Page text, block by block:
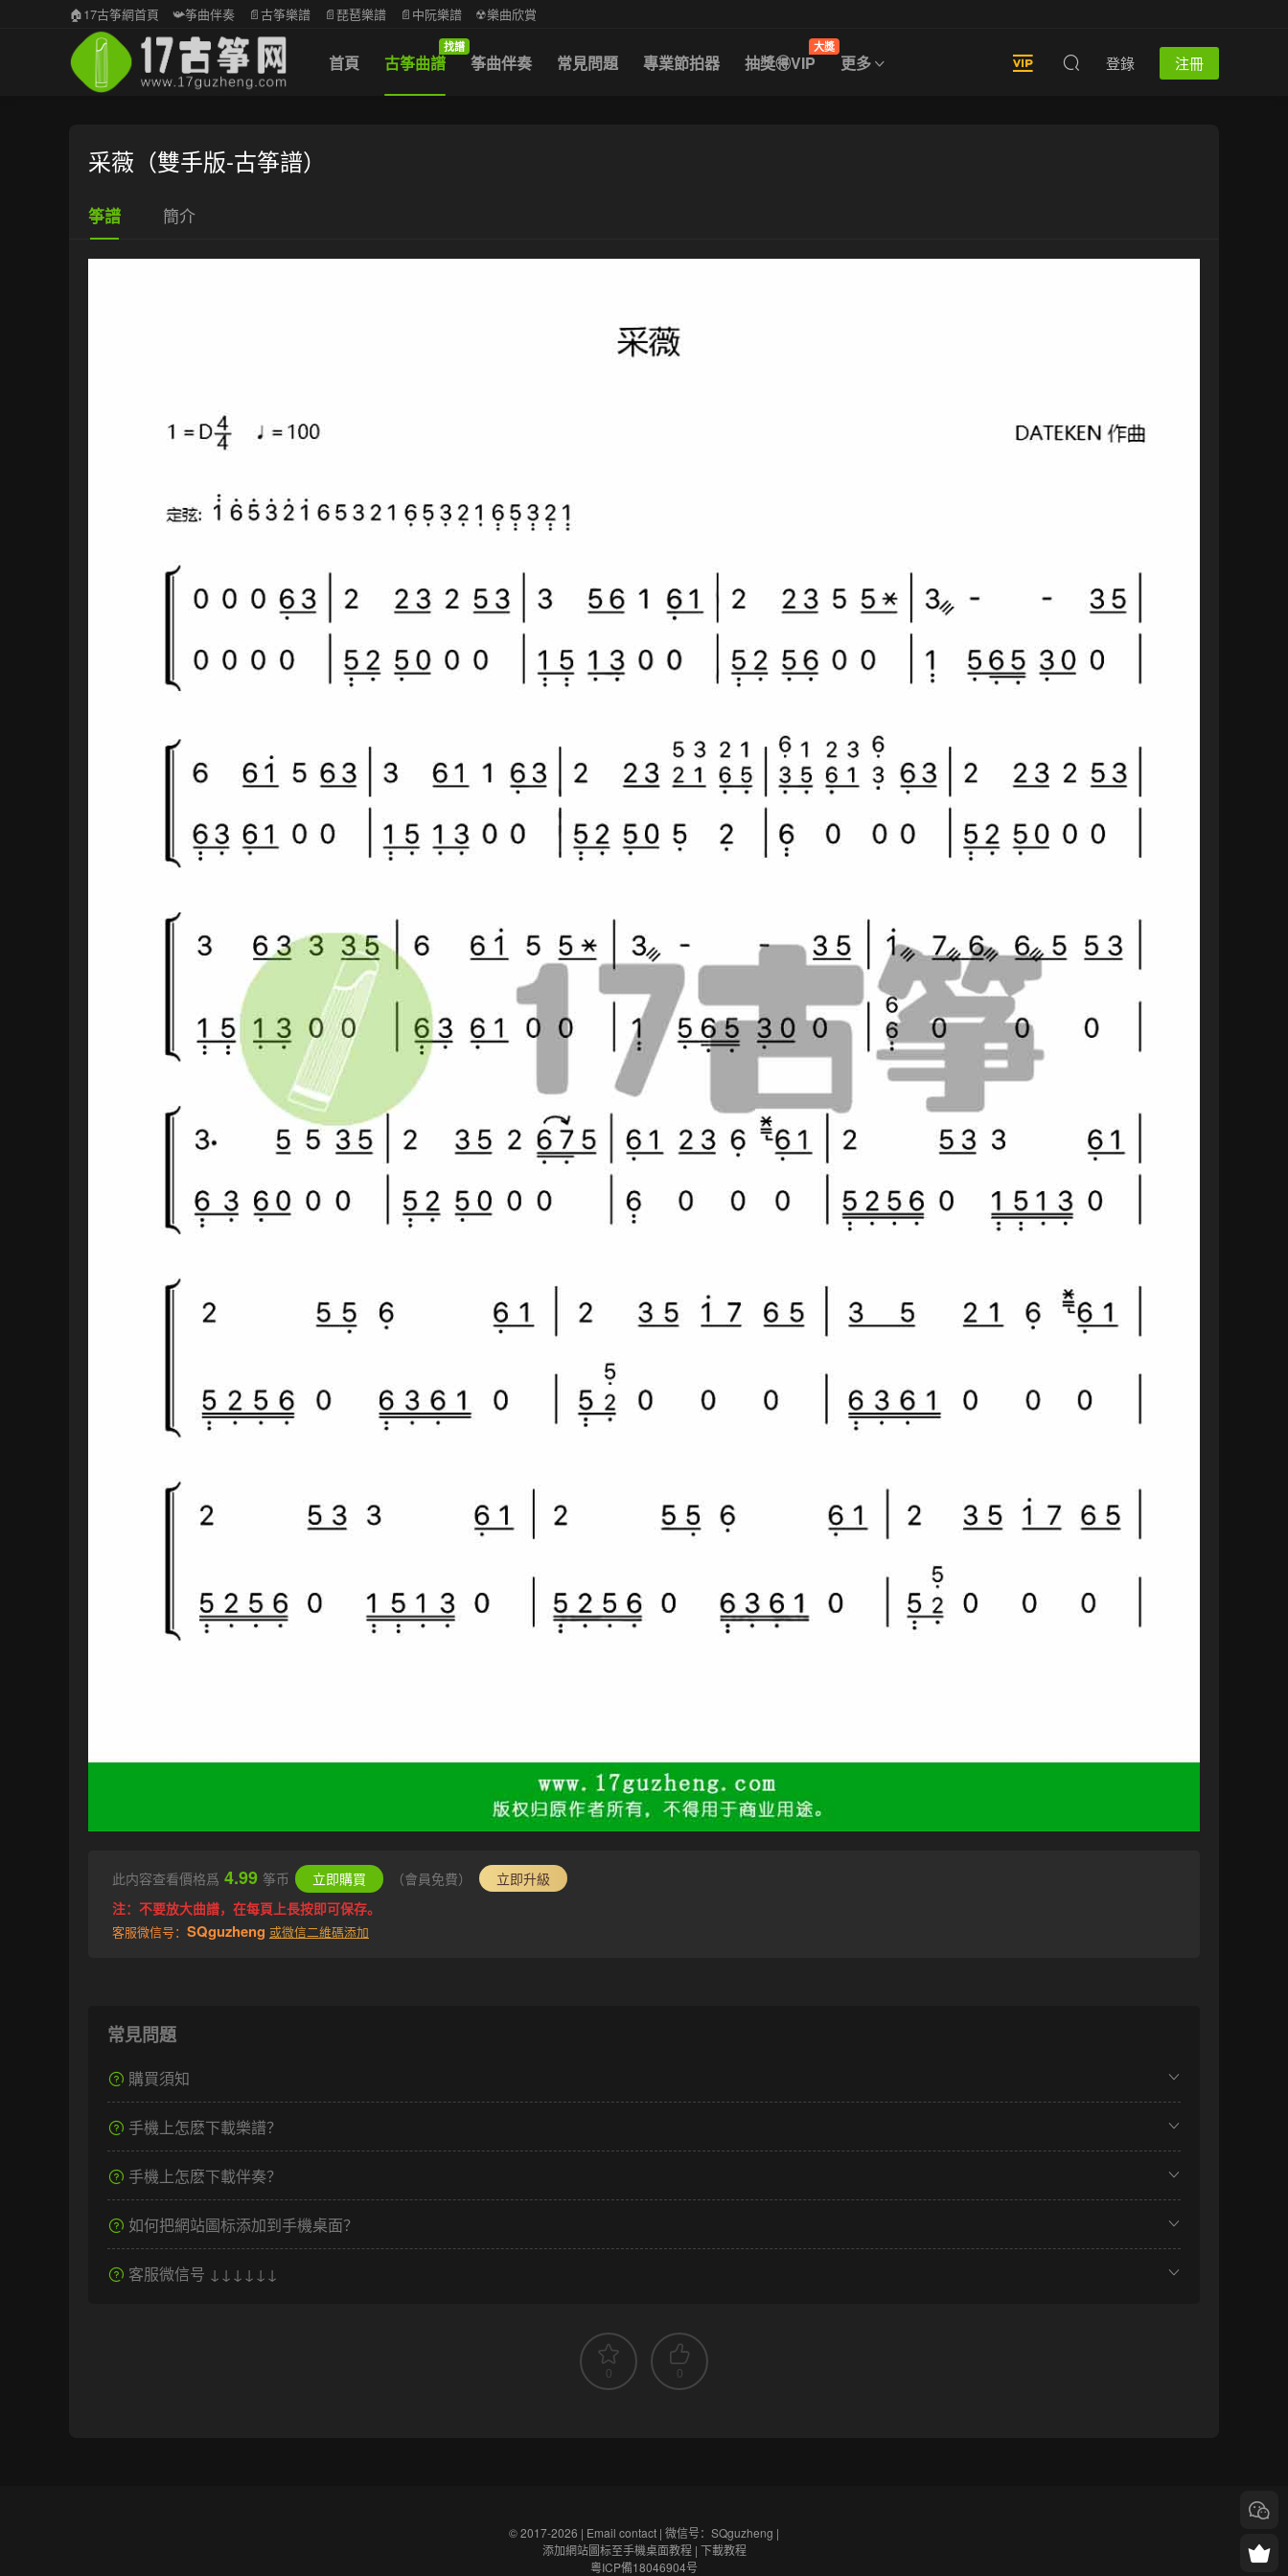
首頁 古筝曲譜
找譜
筝曲伴奏 常見問題 專業節拍器 抽獎🉐VIP
大獎
更多 登錄 注冊
🏠17古筝網首頁 📯筝曲伴奏 📄古筝樂譜 📄琵琶樂譜 📄中阮樂譜 ☢樂曲欣賞
采薇（雙手版-古筝譜）
筝譜 簡介
此内容查看價格爲 4.99 筝币 立即購買 （會員免費）
立即升級
注：不要放大曲譜，在每頁上長按即可保存。
客服微信号： SQguzheng 或微信二維碼添加
常見問題
購買須知
手機上怎麽下載樂譜？
手機上怎麽下載伴奏？
如何把網站圖标添加到手機桌面？
客服微信号 ↓↓↓↓↓↓
0 0
© 2017-2026 | Email contact | 微信号：SQguzheng |
添加網站圖标至手機桌面教程| 下載教程
粵ICP備18046904号